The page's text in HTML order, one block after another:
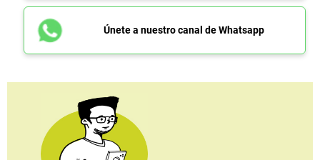
Únete a nuestro canal de Whatsapp